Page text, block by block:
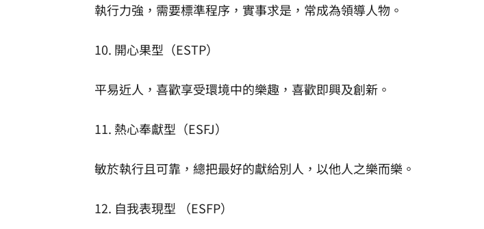
執行力強，需要標準程序，實事求是，常成為領導人物。
10. 開心果型（ESTP）
平易近人，喜歡享受環境中的樂趣，喜歡即興及創新。
11. 熱心奉獻型（ESFJ）
敏於執行且可靠，總把最好的獻給別人，以他人之樂而樂。
12. 自我表現型 （ESFP）